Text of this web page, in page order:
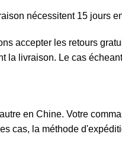
nécessitent 15 jours
accepter les retours
la livraison. Le cas
en Chine. Votre
cas, la méthode